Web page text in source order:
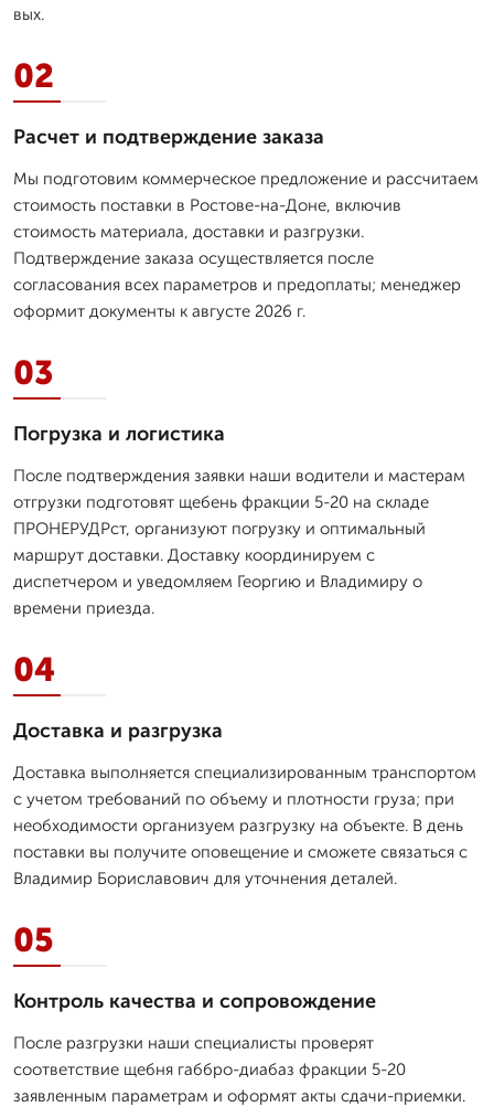
вых.
02
Расчет и подтверждение заказа
Мы подготовим коммерческое предложение и рассчитаем
стоимость поставки в Ростове-на-Доне, включив
стоимость материала, доставки и разгрузки.
Подтверждение заказа осуществляется после
согласования всех параметров и предоплаты; менеджер
оформит документы к августе 2026 г.
03
Погрузка и логистика
После подтверждения заявки наши водители и мастерам
отгрузки подготовят щебень фракции 5-20 на складе
ПРОНЕРУДРст, организуют погрузку и оптимальный
маршрут доставки. Доставку координируем с
диспетчером и уведомляем Георгию и Владимиру о
времени приезда.
04
Доставка и разгрузка
Доставка выполняется специализированным транспортом
с учетом требований по объему и плотности груза; при
необходимости организуем разгрузку на объекте. В день
поставки вы получите оповещение и сможете связаться с
Владимир Бориславович для уточнения деталей.
05
Контроль качества и сопровождение
После разгрузки наши специалисты проверят
соответствие щебня габбро-диабаз фракции 5-20
заявленным параметрам и оформят акты сдачи-приемки.